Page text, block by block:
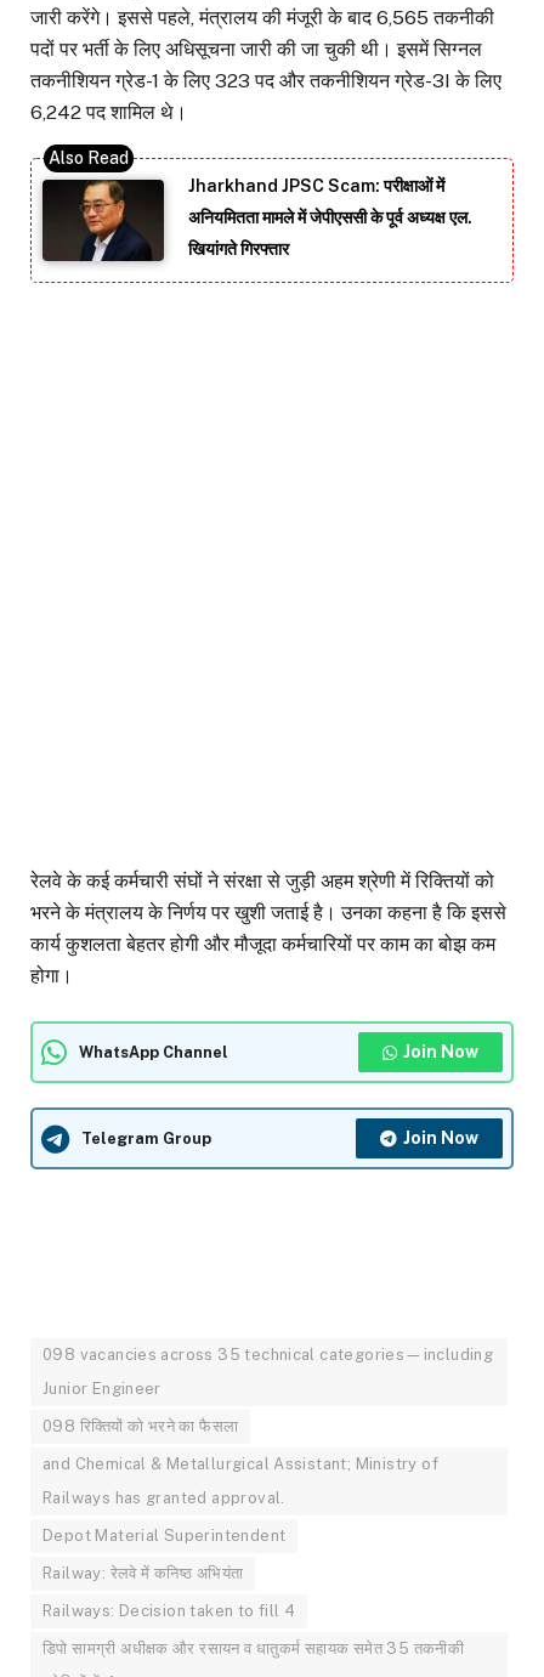
जारी करेंगे। इससे पहले, मंत्रालय की मंजूरी के बाद 6,565 तकनीकी
पदों पर भर्ती के लिए अधिसूचना जारी की जा चुकी थी। इसमें सिग्नल
तकनीशियन ग्रेड-1 के लिए 323 पद और तकनीशियन ग्रेड-3I के लिए
6,242 पद शामिल थे।
Jharkhand JPSC Scam: परीक्षाओं में
अनियमितता मामले में जेपीएससी के पूर्व अध्यक्ष एल.
खियांगते गिरफ्तार
रेलवे के कई कर्मचारी संघों ने संरक्षा से जुड़ी अहम श्रेणी में रिक्तियों को
भरने के मंत्रालय के निर्णय पर खुशी जताई है। उनका कहना है कि इससे
कार्य कुशलता बेहतर होगी और मौजूदा कर्मचारियों पर काम का बोझ कम
होगा।
WhatsApp Channel Join Now
Telegram Group Join Now
098 vacancies across 35 technical categories—including
Junior Engineer
098 रिक्तियों को भरने का फैसला
and Chemical & Metallurgical Assistant; Ministry of
Railways has granted approval.
Depot Material Superintendent
Railway: रेलवे में कनिष्ठ अभियंता
Railways: Decision taken to fill 4
डिपो सामग्री अधीक्षक और रसायन व धातुकर्म सहायक समेत 35 तकनीकी